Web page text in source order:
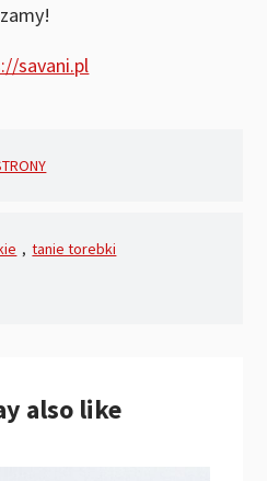
savani.pl
, tanie torebki
also like